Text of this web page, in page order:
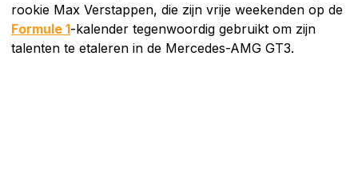
rookie Max Verstappen, die zijn vrije weekenden op de
Formule 1-kalender tegenwoordig gebruikt om zijn
talenten te etaleren in de Mercedes-AMG GT3.